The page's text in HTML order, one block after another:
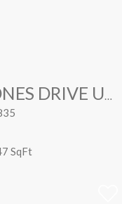
3332 ROBERT TRENT JONES DRIVE UNIT 20603
SqFt